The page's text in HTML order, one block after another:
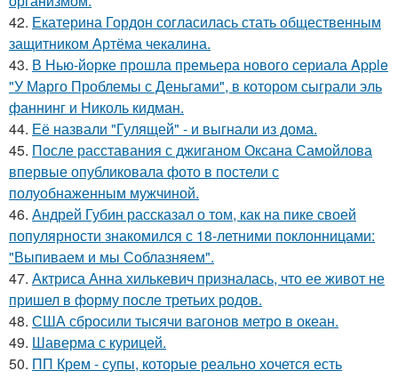
42. Екатерина Гордон согласилась стать общественным
защитником Артёма чекалина.
43. В Нью-йорке прошла премьера нового сериала Apple
"У Марго Проблемы с Деньгами", в котором сыграли эль
фаннинг и Николь кидман.
44. Её назвали "Гулящей" - и выгнали из дома.
45. После расставания с джиганом Оксана Самойлова
впервые опубликовала фото в постели с
полуобнаженным мужчиной.
46. Андрей Губин рассказал о том, как на пике своей
популярности знакомился с 18-летними поклонницами:
"Выпиваем и мы Соблазняем".
47. Актриса Анна хилькевич призналась, что ее живот не
пришел в форму после третьих родов.
48. США сбросили тысячи вагонов метро в океан.
49. Шаверма с курицей.
50. ПП Крем - супы, которые реально хочется есть